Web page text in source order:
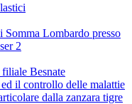
Lombardo presso
2
Besnate
il controllo delle malattie
dalla zanzara tigre